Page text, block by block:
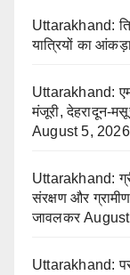
Uttarakhand:
यात्रियों का
Uttarakhand:
मंजूरी, देहरादून-
August 5, 2026
Uttarakhand:
संरक्षण और
जावलकर
Uttarakhand: